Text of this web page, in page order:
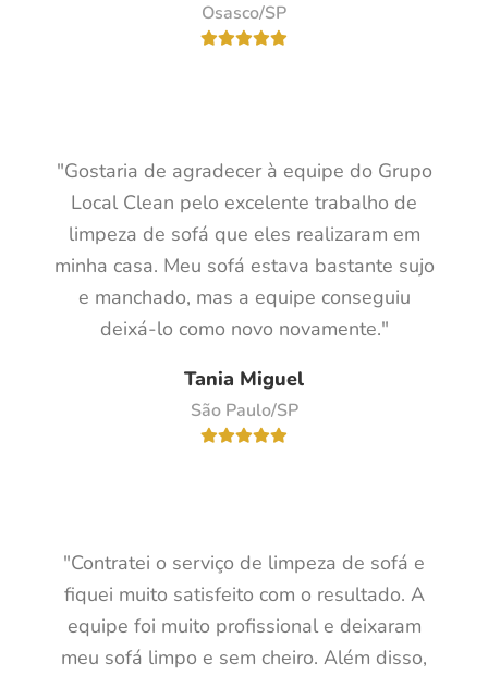
Osasco/SP
"Gostaria de agradecer à equipe do Grupo
Local Clean pelo excelente trabalho de
limpeza de sofá que eles realizaram em
minha casa. Meu sofá estava bastante sujo
e manchado, mas a equipe conseguiu
deixá-lo como novo novamente."
Tania Miguel
São Paulo/SP
"Contratei o serviço de limpeza de sofá e
fiquei muito satisfeito com o resultado. A
equipe foi muito profissional e deixaram
meu sofá limpo e sem cheiro. Além disso,